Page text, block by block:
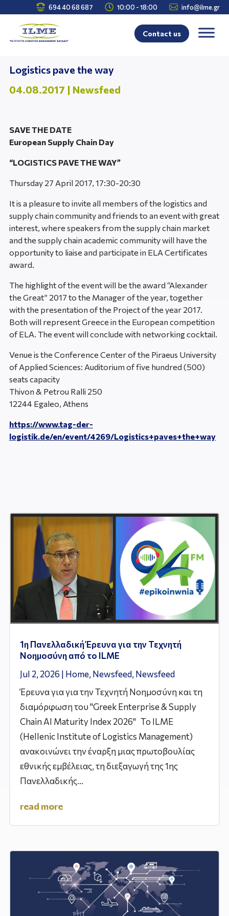
 694 40 68 687  10:00 - 18:00  info@ilme.gr
Contact us
Logistics pave the way
04.08.2017 | Newsfeed
SAVE THE DATE
European Supply Chain Day
“LOGISTICS PAVE THE WAY”
Thursday 27 April 2017, 17:30-20:30
It is a pleasure to invite all members of the logistics and
supply chain community and friends to an event with great
interest, where speakers from the supply chain market
and the supply chain academic community will have the
opportunity to liaise and participate in ELA Certificates
award.
The highlight of the event will be the award “Alexander
the Great” 2017 to the Manager of the year, together
with the presentation of the Project of the year 2017.
Both will represent Greece in the European competition
of ELA. The event will conclude with networking cocktail.
Venue is the Conference Center of the Piraeus University
of Applied Sciences: Auditorium of five hundred (500)
seats capacity
Thivon & Petrou Ralli 250
12244 Egaleo, Athens
https://www.tag-der-
logistik.de/en/event/4269/Logistics+paves+the+way
1η Πανελλαδική Έρευνα για την Τεχνητή
Νοημοσύνη από το ILME
Jul 2, 2026 | Home, Newsfeed, Newsfeed
Έρευνα για για την Τεχνητή Νοημοσύνη και τη
διαμόρφωση του "Greek Enterprise & Supply
Chain AI Maturity Index 2026" Το ILME
(Hellenic Institute of Logistics Management)
ανακοινώνει την έναρξη μιας πρωτοβουλίας
εθνικής εμβέλειας, τη διεξαγωγή της 1ης
Πανελλαδικής...
read more